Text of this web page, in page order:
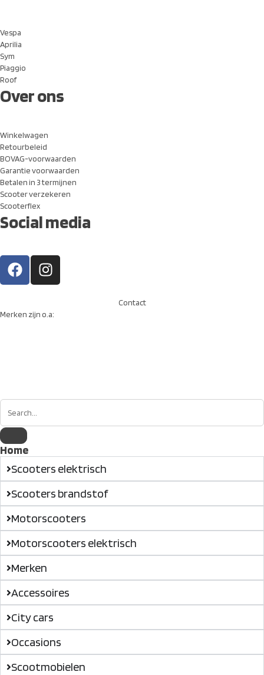
Vespa
Aprilia
Sym
Piaggio
Roof
Over ons
Winkelwagen
Retourbeleid
BOVAG-voorwaarden
Garantie voorwaarden
Betalen in 3 termijnen
Scooter verzekeren
Scooterflex
Social media
Merken zijn o.a:
Contact
Home
Scooters elektrisch
Scooters brandstof
Motorscooters
Motorscooters elektrisch
Merken
Accessoires
City cars
Occasions
Scootmobielen